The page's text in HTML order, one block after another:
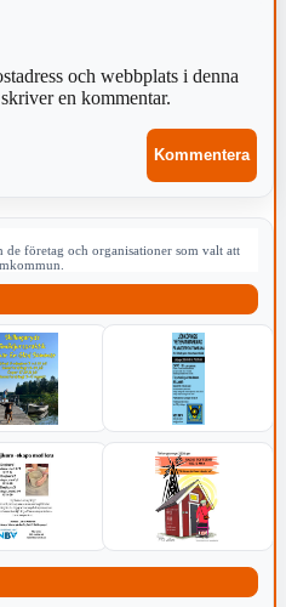
och webbplats i denna
en kommentar.
företag och organisationer som valt att